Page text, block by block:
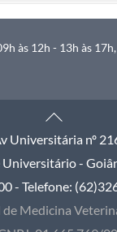
às 12h - 13h às
Back
To
Top
Universitária nº
Universitário -
- Telefone:
Medicina